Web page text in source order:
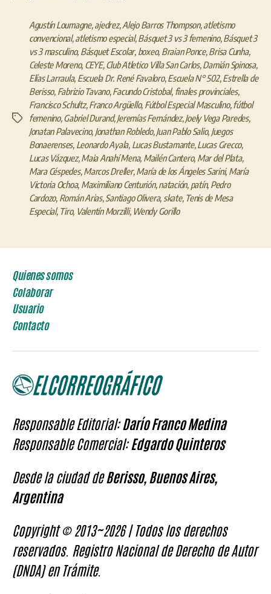
Etiquetas
Agustín Loumagne, ajedrez, Alejo Barros Thompson, atletismo
convencional,atletismo especial,Básquet 3 vs 3 femenino, Básquet 3
vs 3 masculino, Básquet Escolar, boxeo, Braian Ponce, Brisa Cunha,
Celeste Moreno, CEYE, Club Atletico Villa San Carlos, Damián Spinosa,
Elías Larraula, Escuela Dr. René Favaloro, Escuela N° 502, Estrella de
Berisso, Fabrizio Tavano, Facundo Cristobal, finales provinciales,
Francisco Schultz, Franco Argüello, Fútbol Especial Masculino, fútbol
femenino, Gabriel Durand,Jeremías Fernández, Joely Vega Paredes,
Jonatan Palavecino, Jonathan Robledo, Juan Pablo Salio, Juegos
Bonaerenses, Leonardo Ayala, Lucas Bustamante, Lucas Grecco,
Lucas Vázquez, Maia Anahí Mena, Mailén Cantero, Mar del Plata,
Mara Céspedes, Marcos Dreller, María de los Ángeles Sarini, María
Victoria Ochoa, Maximiliano Centurión, natación, patín, Pedro
Cardozo, Román Arias, Santiago Olivera, skate, Tenis de Mesa
Especial, Tiro, Valentín Morzilli, Wendy Gorillo
Quienes somos
Colaborar
Usuario
Contacto
Responsable Editorial:Darío Franco Medina
Responsable Comercial:Edgardo Quinteros
Desde la ciudad deBerisso, Buenos Aires,
Argentina
Copyright © 2013~2026 | Todos los derechos
reservados. Registro Nacional de Derecho de Autor
(DNDA) en Trámite.